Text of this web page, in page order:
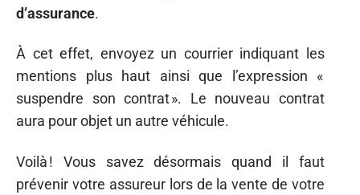
d’assurance.
À cet effet, envoyez un courrier indiquant les
mentions plus haut ainsi que l’expression «
suspendre son contrat ». Le nouveau contrat
aura pour objet un autre véhicule.
Voilà ! Vous savez désormais quand il faut
prévenir votre assureur lors de la vente de votre